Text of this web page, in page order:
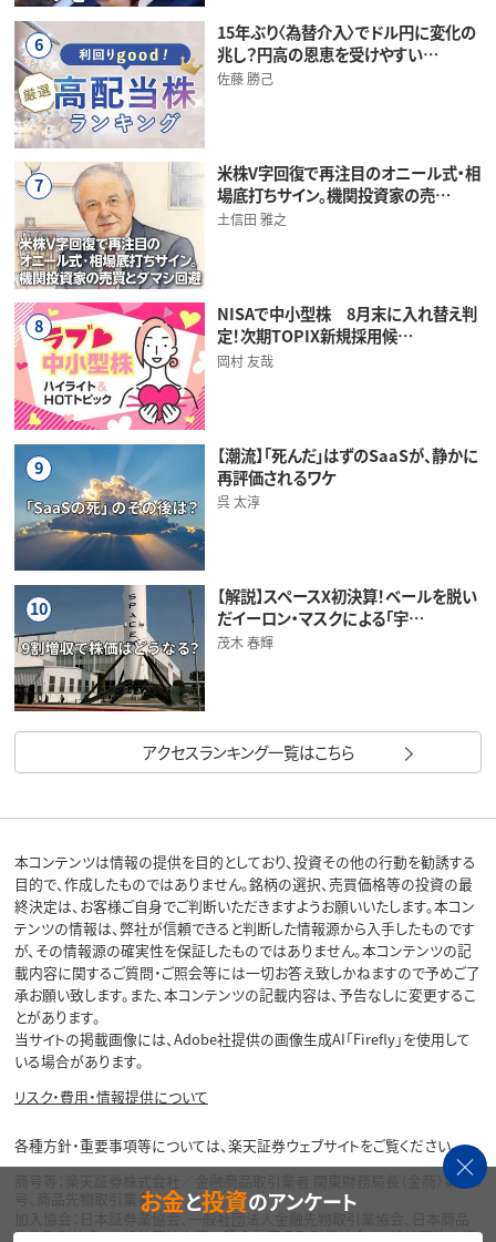
6
15年ぶり〈為替介入〉でドル円に変化の
兆し？円高の恩恵を受けやすい…
佐藤 勝己
7
米株V字回復で再注目のオニール式・相
場底打ちサイン。機関投資家の売…
土信田 雅之
8
NISAで中小型株 8月末に入れ替え判
定！次期TOPIX新規採用候…
岡村 友哉
9
【潮流】「死んだ」はずのSaaSが、静かに
再評価されるワケ
呉 太淳
10
【解説】スペースX初決算！ベールを脱い
だイーロン・マスクによる「宇…
茂木 春輝
アクセスランキング一覧はこちら
本コンテンツは情報の提供を目的としており、投資その他の行動を勧誘する
目的で、作成したものではありません。銘柄の選択、売買価格等の投資の最
終決定は、お客様ご自身でご判断いただきますようお願いいたします。本コン
テンツの情報は、弊社が信頼できると判断した情報源から入手したものです
が、その情報源の確実性を保証したものではありません。本コンテンツの記
載内容に関するご質問・ご照会等には一切お答え致しかねますので予めご了
承お願い致します。また、本コンテンツの記載内容は、予告なしに変更するこ
とがあります。
当サイトの掲載画像には、Adobe社提供の画像生成AI「Firefly」を使用して
いる場合があります。
リスク・費用・情報提供について
各種方針・重要事項等については、楽天証券ウェブサイトをご覧ください。
商号等：楽天証券株式会社／金融商品取引業者 関東財務局長（金商）第195
号、商品先物取引業者
加入協会：日本証券業協会、一般社団法人金融先物取引業協会、日本商品
先物取引協会、一般社団法人第二種金融商品取引業協会、一般社団法人資
お金と投資のアンケート